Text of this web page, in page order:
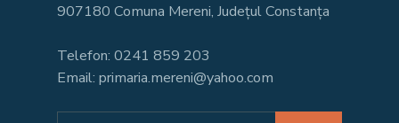
907180 Comuna Mereni, Județul Constanța
Telefon: 0241 859 203
Email: primaria.mereni@yahoo.com